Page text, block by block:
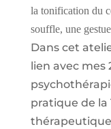
la tonification du
souffle, une
Dans cet
lien avec mes
pratique de la